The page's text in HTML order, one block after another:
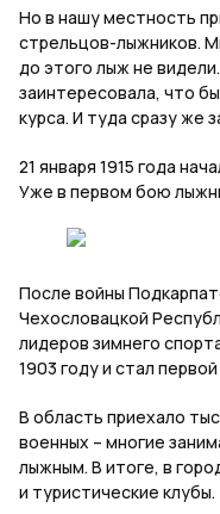
Но в нашу местность
стрельцов-лыжников.
до этого лыж не
заинтересовала, что
курса. И туда сразу же
21 января 1915 года
Уже в первом бою
После войны
Чехословацкой
лидеров зимнего
1903 году и стал
В область приехало
военных – многие
лыжным. В итоге, в
и туристические клубы.